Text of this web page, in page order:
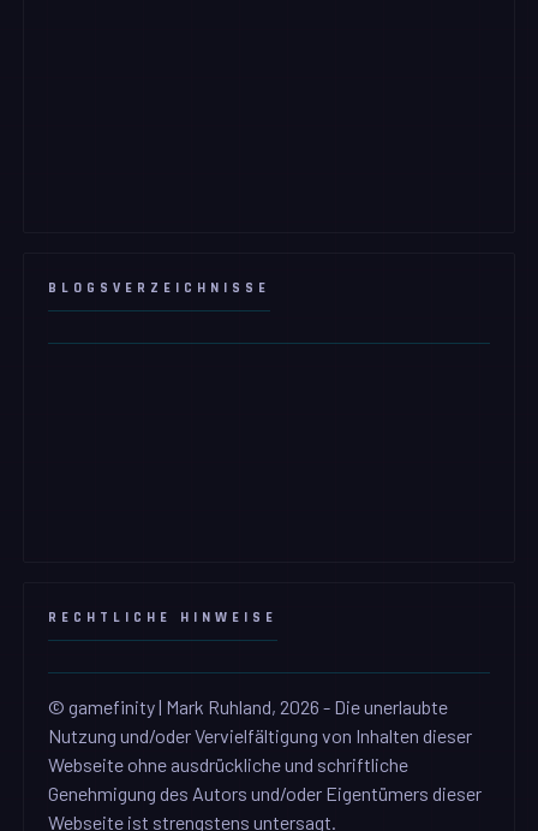
BLOGSVERZEICHNISSE
RECHTLICHE HINWEISE
© gamefinity | Mark Ruhland, 2026 - Die unerlaubte
Nutzung und/oder Vervielfältigung von Inhalten dieser
Webseite ohne ausdrückliche und schriftliche
Genehmigung des Autors und/oder Eigentümers dieser
Webseite ist strengstens untersagt.